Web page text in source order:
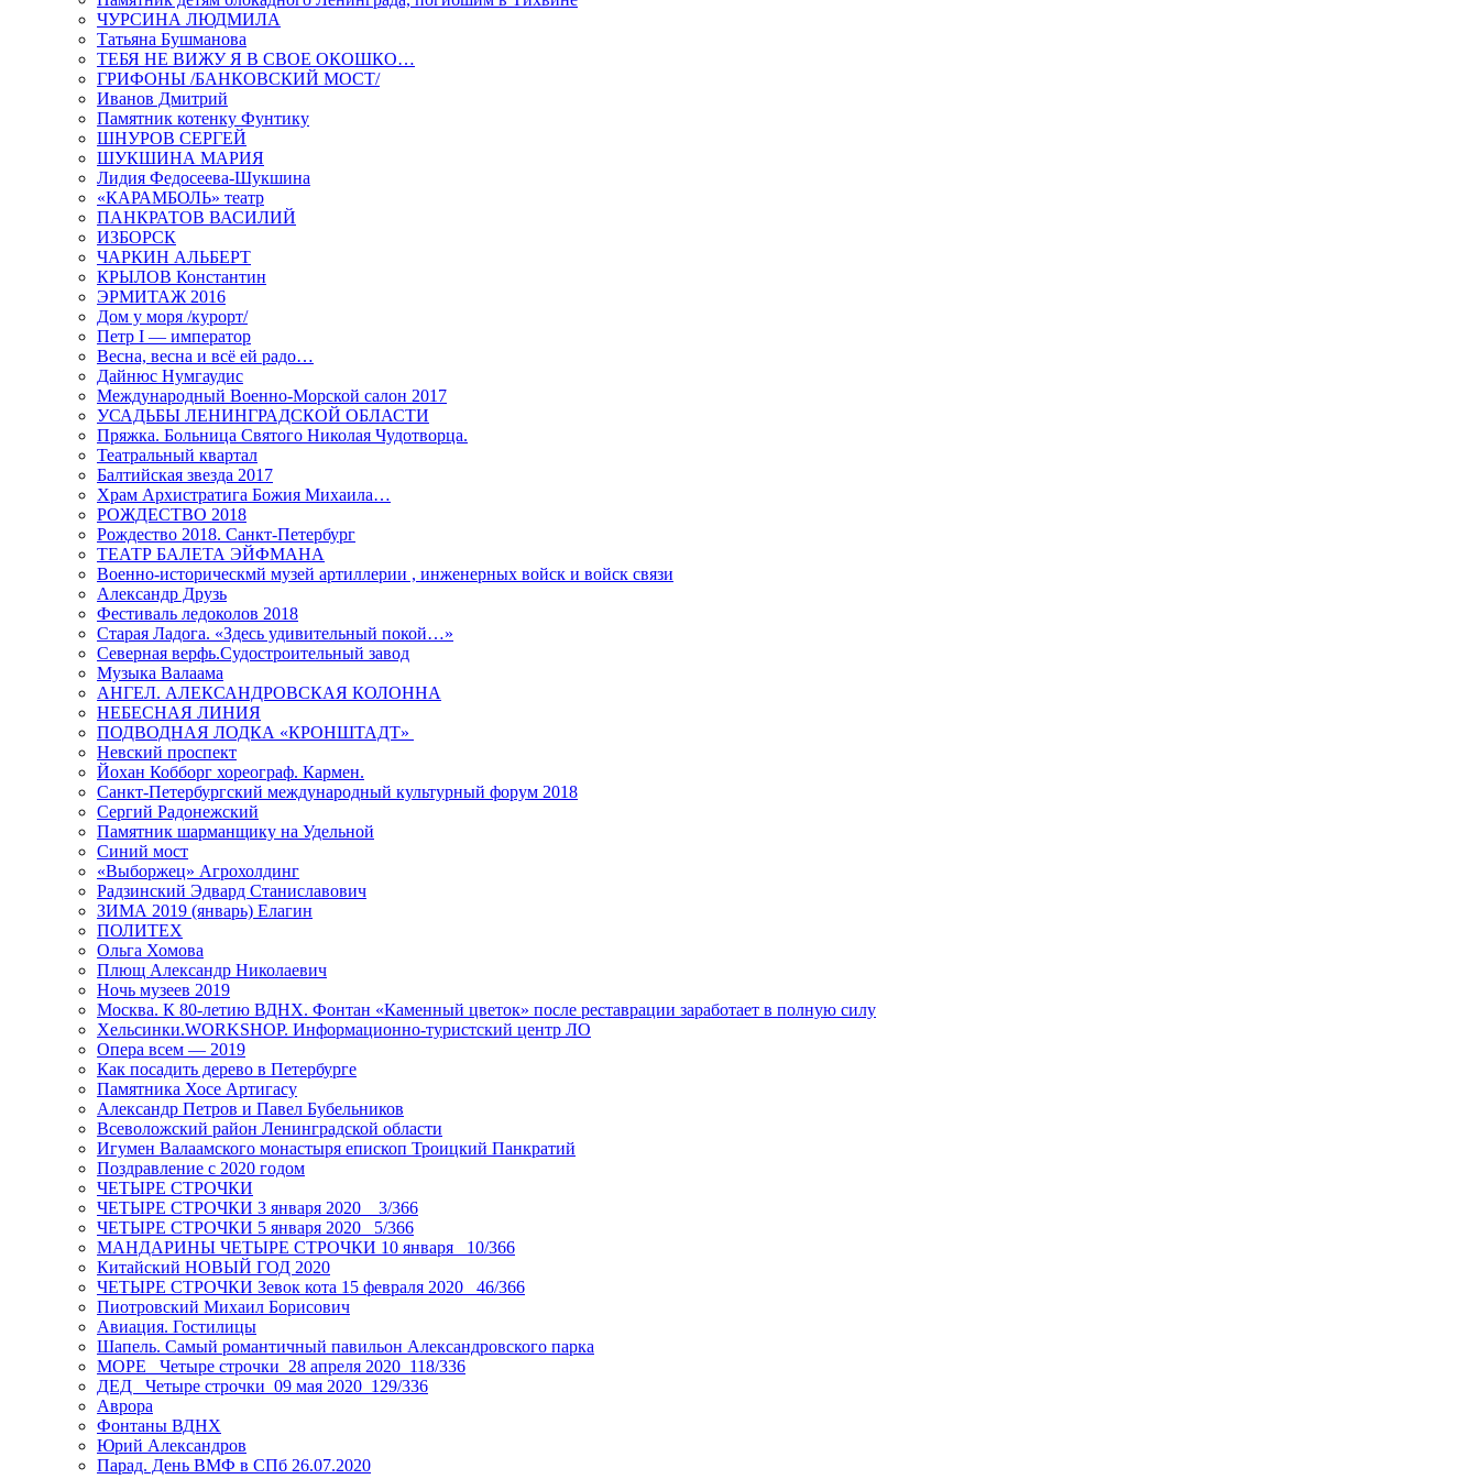
ЧУРСИНА ЛЮДМИЛА
Татьяна Бушманова
ТЕБЯ НЕ ВИЖУ Я В СВОЕ ОКОШКО…
ГРИФОНЫ /БАНКОВСКИЙ МОСТ/
Иванов Дмитрий
Памятник котенку Фунтику
ШНУРОВ СЕРГЕЙ
ШУКШИНА МАРИЯ
Лидия Федосеева-Шукшина
«КАРАМБОЛЬ» театр
ПАНКРАТОВ ВАСИЛИЙ
ИЗБОРСК
ЧАРКИН АЛЬБЕРТ
КРЫЛОВ Константин
ЭРМИТАЖ 2016
Дом у моря /курорт/
Петр I — император
Весна, весна и всё ей радо…
Дайнюс Нумгаудис
Международный Военно-Морской салон 2017
УСАДЬБЫ ЛЕНИНГРАДСКОЙ ОБЛАСТИ
Пряжка. Больница Святого Николая Чудотворца.
Театральный квартал
Балтийская звезда 2017
Храм Архистратига Божия Михаила…
РОЖДЕСТВО 2018
Рождество 2018. Санкт-Петербург
ТЕАТР БАЛЕТА ЭЙФМАНА
Военно-историческмй музей артиллерии , инженерных войск и войск связи
Александр Друзь
Фестиваль ледоколов 2018
Старая Ладога. «Здесь удивительный покой…»
Северная верфь.Судостроительный завод
Музыка Валаама
АНГЕЛ. АЛЕКСАНДРОВСКАЯ КОЛОННА
НЕБЕСНАЯ ЛИНИЯ
ПОДВОДНАЯ ЛОДКА «КРОНШТАДТ»
Невский проспект
Йохан Кобборг хореограф. Кармен.
Санкт-Петербургский международный культурный форум 2018
Сергий Радонежский
Памятник шарманщику на Удельной
Синий мост
«Выборжец» Агрохолдинг
Радзинский Эдвард Станиславович
ЗИМА 2019 (январь) Елагин
ПОЛИТЕХ
Ольга Хомова
Плющ Александр Николаевич
Ночь музеев 2019
Москва. К 80-летию ВДНХ. Фонтан «Каменный цветок» после реставрации заработает в полную силу
Хельсинки.WORKSHOP. Информационно-туристский центр ЛО
Опера всем — 2019
Как посадить дерево в Петербурге
Памятника Хосе Артигасу
Александр Петров и Павел Бубельников
Всеволожский район Ленинградской области
Игумен Валаамского монастыря епископ Троицкий Панкратий
Поздравление с 2020 годом
ЧЕТЫРЕ СТРОЧКИ
ЧЕТЫРЕ СТРОЧКИ 3 января 2020 _ 3/366
ЧЕТЫРЕ СТРОЧКИ 5 января 2020_ 5/366
МАНДАРИНЫ ЧЕТЫРЕ СТРОЧКИ 10 января _10/366
Китайский НОВЫЙ ГОД 2020
ЧЕТЫРЕ СТРОЧКИ Зевок кота 15 февраля 2020_ 46/366
Пиотровский Михаил Борисович
Авиация. Гостилицы
Шапель. Самый романтичный павильон Александровского парка
МОРЕ _Четыре строчки_28 апреля 2020_118/336
ДЕД _Четыре строчки_09 мая 2020_129/336
Аврора
Фонтаны ВДНХ
Юрий Александров
Парад. День ВМФ в СПб 26.07.2020